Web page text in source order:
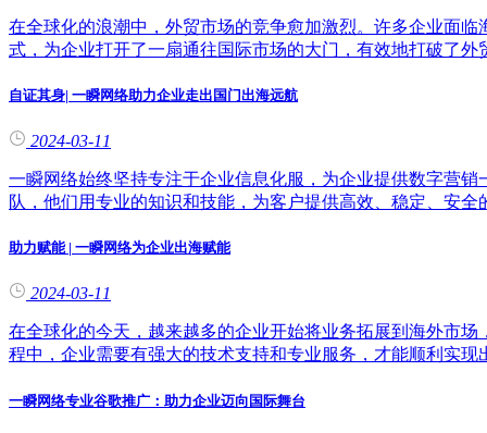
在全球化的浪潮中，外贸市场的竞争愈加激烈。许多企业面
式，为企业打开了一扇通往国际市场的大门，有效地打破了外
自证其身| 一瞬网络助力企业走出国门出海远航
2024-03-11
一瞬网络始终坚持专注于企业信息化服，为企业提供数字营
队，他们用专业的知识和技能，为客户提供高效、稳定、安全
助力赋能 | 一瞬网络为企业出海赋能
2024-03-11
在全球化的今天，越来越多的企业开始将业务拓展到海外市
程中，企业需要有强大的技术支持和专业服务，才能顺利实现
一瞬网络专业谷歌推广：助力企业迈向国际舞台